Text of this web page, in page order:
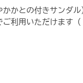
かとの付きサンダル
利用いただけます（